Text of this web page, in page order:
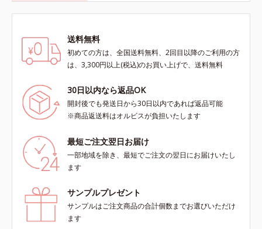
送料無料
初めての方は、全国送料無料、2回目以降のご利用の方
は、3,300円以上(税込)のお買い上げで、送料無料
30日以内なら返品OK
開封後でも発送日から30日以内であれば返品可能
※商品返送料はオルビスが負担いたします
最短ご注文翌日お届け
一部地域を除き、最短でご注文の翌日にお届けいたし
ます
サンプルプレゼント
サンプルはご注文商品の合計個数までお選びいただけ
ます